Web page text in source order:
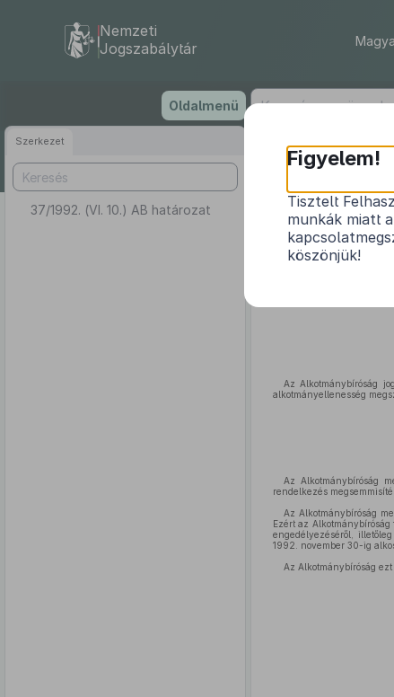
tartalomra
Nemzeti
Jogszabálytár
Oldalmenü
Szerkezet
37/1992. (VI. 10.) AB határozat
Az Alkotmánybíróság
alkotmányellenesség
Az Alkotmánybíróság
rendelkezés
Az Alkotmánybíróság
Ezért az
engedélyezéséről,
1992. november 30-ig
Az Alkotmánybíróság
Figyelem!
Tisztelt
munkák miatt
köszönjük!